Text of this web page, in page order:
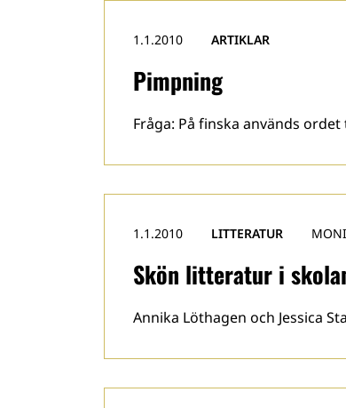
Pimpning
1.1.2010 ARTIKLAR
Fråga: På finska används
Skön litteratur i
1.1.2010 LITTERATUR
Annika Löthagen och Jessica